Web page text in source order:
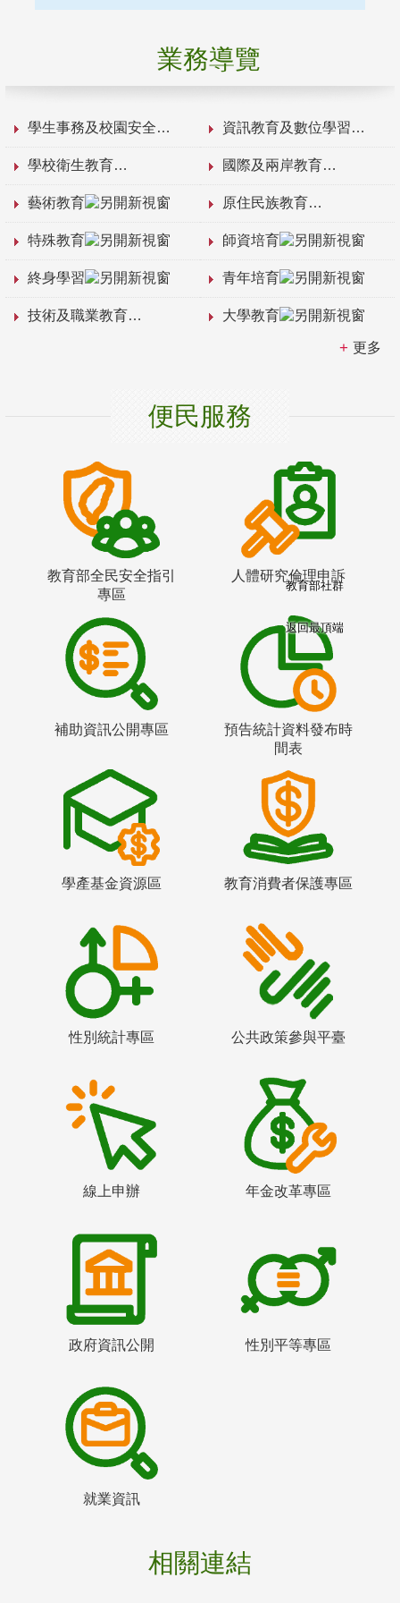
業務導覽
學生事務及校園安全 資訊教育及數位學習
學校衛生教育 國際及兩岸教育
藝術教育 原住民族教育
特殊教育 師資培育
終身學習 青年培育
技術及職業教育 大學教育
更多
便民服務
教育部全民安全指引
專區
人體研究倫理申訴
補助資訊公開專區
預告統計資料發布時
間表
學產基金資源區 教育消費者保護專區
性別統計專區 公共政策參與平臺
線上申辦 年金改革專區
政府資訊公開 性別平等專區
就業資訊
相關連結
教育部社群
返回最頂端